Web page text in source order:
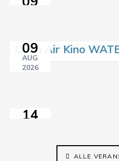
09
AUG
2026
Open Air Kino
14
Sprach-
Café
ALLE